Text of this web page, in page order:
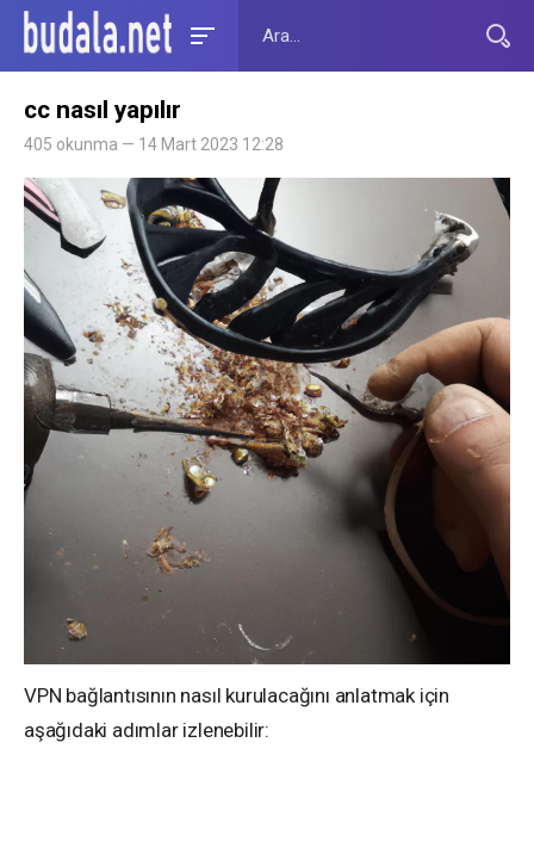
cc nasıl yapılır
405 okunma — 14 Mart 2023 12:28
VPN bağlantısının nasıl kurulacağını anlatmak için
aşağıdaki adımlar izlenebilir: